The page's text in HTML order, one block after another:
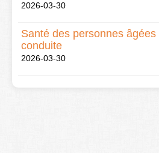
2026-03-30
Santé des personnes âgées
conduite
2026-03-30